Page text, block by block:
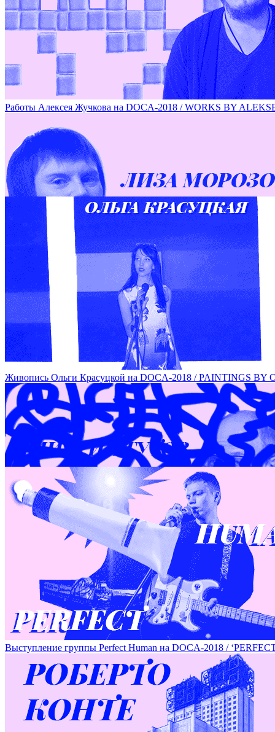
Специальный проект художника Валерия Чтака / ARTIST
Работы Алексея Жучкова на DOCA-2018 / WORKS BY
Перформанс Лизы Морозовой на DOCA-2018 /
Живопись Ольги Красуцкой на DOCA-2018 / PAINTINGS BY
Серия работ Дмитрия Гутова на DOCA-2018 / SERIES OF
Выступление группы Perfeсt Human на DOCA-2018 /